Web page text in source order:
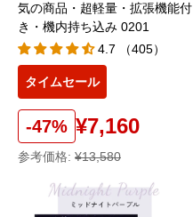
気の商品・超軽量・拡張機能付
き・機内持ち込み 0201
4.7 （405）
タイムセール
-47% ¥7,160
参考価格: ¥13,580